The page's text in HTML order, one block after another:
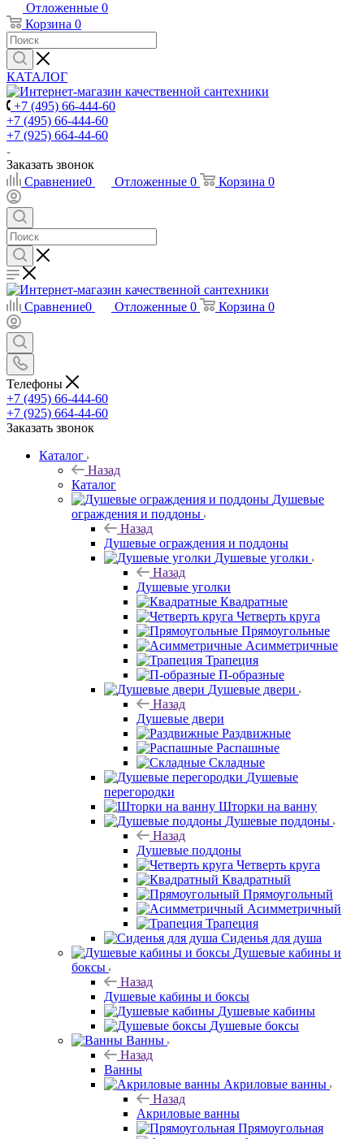
Отложенные 0
Корзина 0
КАТАЛОГ
+7 (495) 66-444-60
+7 (495) 66-444-60
+7 (925) 664-44-60
Заказать звонок
Сравнение0 Отложенные 0 Корзина 0
Сравнение0 Отложенные 0 Корзина 0
Телефоны
+7 (495) 66-444-60
+7 (925) 664-44-60
Заказать звонок
Каталог
Назад
Каталог
Душевые
ограждения и поддоны
Назад
Душевые ограждения и поддоны
Душевые уголки
Назад
Душевые уголки
Квадратные
Четверть круга
Прямоугольные
Асимметричные
Трапеция
П-образные
Душевые двери
Назад
Душевые двери
Раздвижные
Распашные
Складные
Душевые
перегородки
Шторки на ванну
Душевые поддоны
Назад
Душевые поддоны
Четверть круга
Квадратный
Прямоугольный
Асимметричный
Трапеция
Сиденья для душа
Душевые кабины и
боксы
Назад
Душевые кабины и боксы
Душевые кабины
Душевые боксы
Ванны
Назад
Ванны
Акриловые ванны
Назад
Акриловые ванны
Прямоугольная